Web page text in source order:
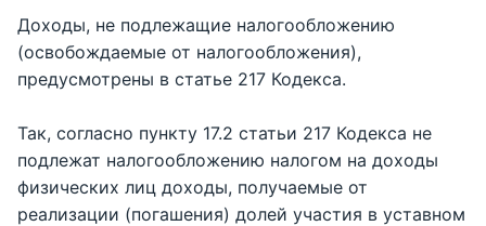
Доходы, не подлежащие налогообложению
(освобождаемые от налогообложения),
предусмотрены в статье 217 Кодекса.
Так, согласно пункту 17.2 статьи 217 Кодекса не
подлежат налогообложению налогом на доходы
физических лиц доходы, получаемые от
реализации (погашения) долей участия в уставном